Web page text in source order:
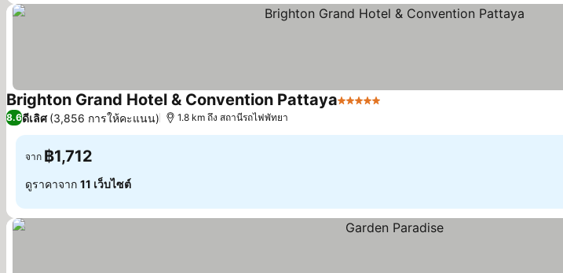
Brighton Grand Hotel & Convention Pattaya5 ดาว
8.6ดีเลิศ (3,856 การให้คะแนน) 1.8 km ถึง สถานีรถไฟพัทยา
จาก ฿1,712
ดูราคาจาก 11 เว็บไซต์